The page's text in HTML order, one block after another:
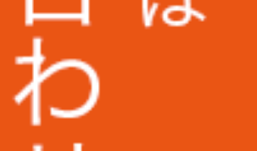
和歌山信愛大学様
筑波技術大学様